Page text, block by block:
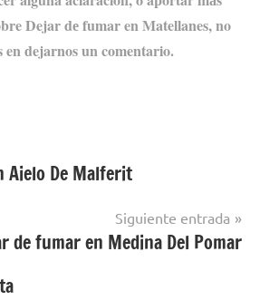
Dejar dе fumar en Matellanes, no
en dejarnos un comentario.
Aielo De Malferit
Siguiente entrada
de fumar en Medina Del Pomar